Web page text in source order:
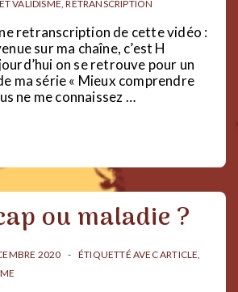
VALIDISME,RETRANSCRIPTION
retranscription de cette vidéo :
sur ma chaîne, c’est H
on se retrouve pour un
ma série « Mieux comprendre
ne me connaissez …
ou maladie ?
2020 ÉTIQUETTÉ AVECARTICLE,